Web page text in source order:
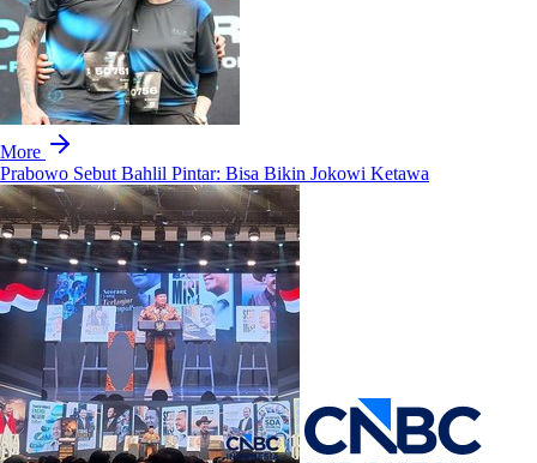
More
Prabowo Sebut Bahlil Pintar: Bisa Bikin Jokowi Ketawa